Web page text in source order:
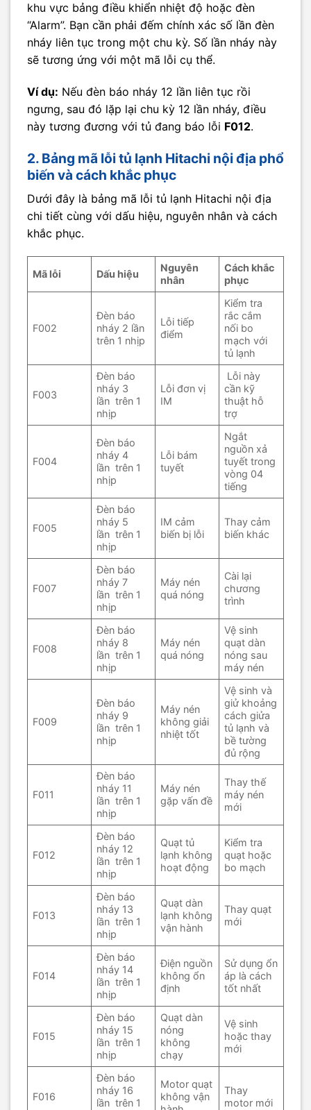
khu vực bảng điều khiển nhiệt độ hoặc đèn
“Alarm”. Bạn cần phải đếm chính xác số lần đèn
nháy liên tục trong một chu kỳ. Số lần nháy này
sẽ tương ứng với một mã lỗi cụ thể.
Ví dụ: Nếu đèn báo nháy 12 lần liên tục rồi
ngưng, sau đó lặp lại chu kỳ 12 lần nháy, điều
này tương đương với tủ đang báo lỗi F012.
2. Bảng mã lỗi tủ lạnh Hitachi nội địa phổ
biến và cách khắc phục
Dưới đây là bảng mã lỗi tủ lạnh Hitachi nội địa
chi tiết cùng với dấu hiệu, nguyên nhân và cách
khắc phục.
Mã lỗi Dấu hiệu
Nguyên
nhân
Cách khắc
phục
F002
Đèn báo
nháy 2 lần
trên 1 nhịp
Lỗi tiếp
điểm
Kiểm tra
rắc cắm
nối bo
mạch với
tủ lạnh
F003
Đèn báo
nháy 3
lần trên 1
nhịp
Lỗi đơn vị
IM
Lỗi này
cần kỹ
thuật hỗ
trợ
F004
Đèn báo
nháy 4
lần trên 1
nhịp
Lỗi bám
tuyết
Ngắt
nguồn xả
tuyết trong
vòng 04
tiếng
F005
Đèn báo
nháy 5
lần trên 1
nhịp
IM cảm
biến bị lỗi
Thay cảm
biến khác
F007
Đèn báo
nháy 7
lần trên 1
nhịp
Máy nén
quá nóng
Cài lại
chương
trình
F008
Đèn báo
nháy 8
lần trên 1
nhịp
Máy nén
quá nóng
Vệ sinh
quạt dàn
nóng sau
máy nén
F009
Đèn báo
nháy 9
lần trên 1
nhịp
Máy nén
không giải
nhiệt tốt
Vệ sinh và
giử khoảng
cách giửa
tủ lạnh và
bề tường
đủ rộng
F011
Đèn báo
nháy 11
lần trên 1
nhịp
Máy nén
gặp vấn đề
Thay thế
máy nén
mới
F012
Đèn báo
nháy 12
lần trên 1
nhịp
Quạt tủ
lạnh không
hoạt động
Kiểm tra
quạt hoặc
bo mạch
F013
Đèn báo
nháy 13
lần trên 1
nhịp
Quạt dàn
lạnh không
vận hành
Thay quạt
mới
F014
Đèn báo
nháy 14
lần trên 1
nhịp
Điện nguồn
không ổn
định
Sử dụng ổn
áp là cách
tốt nhất
F015
Đèn báo
nháy 15
lần trên 1
nhịp
Quạt dàn
nóng
không
chạy
Vệ sinh
hoặc thay
mới
F016
Đèn báo
nháy 16
lần trên 1
Motor quạt
không vận
Thay
motor mới